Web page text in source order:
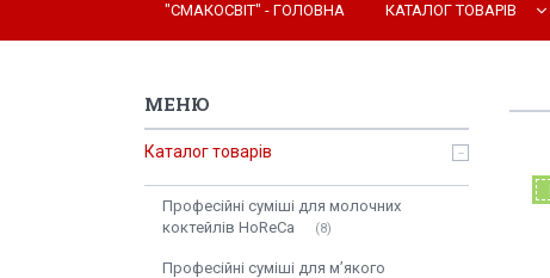
"СМАКОСВІТ" - ГОЛОВНА КАТАЛОГ ТОВАРІВ
Каталог товарів
Професійні суміші для молочних
коктейлів HoReCa
8
Професійні суміші для м’якого